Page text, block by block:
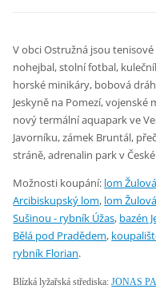
V obci Ostružná jsou
nohejbal, stolní fotbal,
horské minikáry, bobová
Jeskyně na Pomezí, vojenské
nový termální aquapark ve
Javorníku, zámek Bruntál,
stráně, adrenalin park v
Možnosti koupání: lom
Arcibiskupský lom, lom Žulová
Sušinou - rybník Úžas, bazén
Bělá pod Pradědem,
rybník Florian.
Blízká lyžařská střediska:JONAS